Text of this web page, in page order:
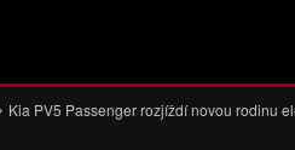
Kia PV5 Passenger rozjíždí novou rodinu